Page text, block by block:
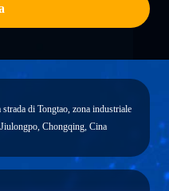
di Tongtao, zona industriale
Chongqing, Cina